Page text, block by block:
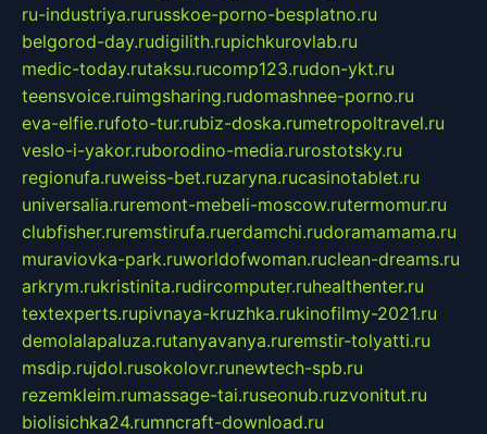
ru-industriya.rurusskoe-porno-besplatno.ru
belgorod-day.rudigilith.rupichkurovlab.ru
medic-today.rutaksu.rucomp123.rudon-ykt.ru
teensvoice.ruimgsharing.rudomashnee-porno.ru
eva-elfie.rufoto-tur.rubiz-doska.rumetropoltravel.ru
veslo-i-yakor.ruborodino-media.rurostotsky.ru
regionufa.ruweiss-bet.ruzaryna.rucasinotablet.ru
universalia.ruremont-mebeli-moscow.rutermomur.ru
clubfisher.ruremstirufa.ruerdamchi.rudoramamama.ru
muraviovka-park.ruworldofwoman.ruclean-dreams.ru
arkrym.rukristinita.rudircomputer.ruhealthenter.ru
textexperts.rupivnaya-kruzhka.rukinofilmy-2021.ru
demolalapaluza.rutanyavanya.ruremstir-tolyatti.ru
msdip.rujdol.rusokolovr.runewtech-spb.ru
rezemkleim.rumassage-tai.ruseonub.ruzvonitut.ru
biolisichka24.rumncraft-download.ru